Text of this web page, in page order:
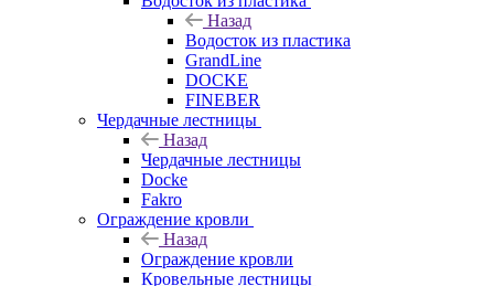
Назад
Водосток из пластика
GrandLine
DOCKE
FINEBER
Чердачные лестницы
Назад
Чердачные лестницы
Docke
Fakro
Ограждение кровли
Назад
Ограждение кровли
Кровельные лестницы